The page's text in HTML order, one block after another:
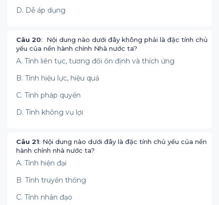
D. Dễ áp dụng
Câu 20: Nội dung nào dưới đây không phải là đặc tính chủ
yếu của nền hành chính Nhà nước ta?
A. Tính liên tục, tương đối ổn định và thích ứng
B. Tính hiệu lực, hiệu quả
C. Tính pháp quyền
D. Tính không vụ lợi
Câu 21: Nội dung nào dưới đây là đặc tính chủ yếu của nền
hành chính nhà nước ta?
A. Tính hiện đại
B. Tính truyền thống
C. Tính nhân đạo